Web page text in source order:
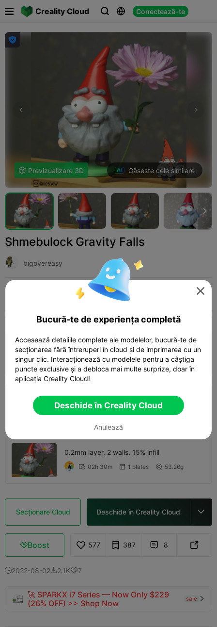
Creality Cloud   Conectează-te
 

 Previzualizare 3D Găsește cele similare

Shmebulock Gravity Falls
bigovereasy
Adaugă Miniatures Characters & Creatures 
Toate K2 Plus K2 Pro K2 K2 SE
0.2mm layer, 2 walls, 15% infill
 02h 55m  1 plates  54.16g
64.52g
0.2mm layer, 2 walls, 15% infill
 02h 30m  1 plates  53.26g
Secționare Cloud Deschide în Creality Cloud 
Boost 577 387  8 
2022-08-022.1K7
🚀 SPARKX i7 Series — Now Only $229
(26% OFF) >> Shop Now
sale 

Bucură-te de experiența completă
Accesează detaliile complete ale modelelor, bucură-te de
secționarea fără întreruperi în cloud și de imprimarea cu un
singur clic. Interacționează cu modelele pentru a câștiga
puncte exclusive și a debloca mai multe surprize, doar în
aplicația Creality Cloud!
Deschide în Creality Cloud
Anulează